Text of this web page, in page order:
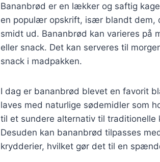
Bananbrød er en lækker og saftig
en populær opskrift, især blandt dem,
smidt ud. Bananbrød kan varieres på
eller snack. Det kan serveres til
snack i madpakken.
I dag er bananbrød blevet en favorit
laves med naturlige sødemidler som
til et sundere alternativ til traditionelle
Desuden kan bananbrød tilpasses
krydderier, hvilket gør det til en